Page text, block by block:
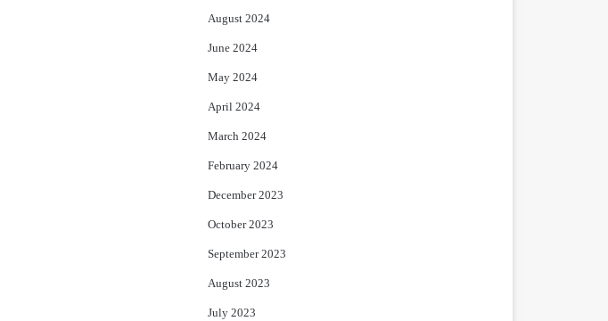
August 2024
June 2024
May 2024
April 2024
March 2024
February 2024
December 2023
October 2023
September 2023
August 2023
July 2023